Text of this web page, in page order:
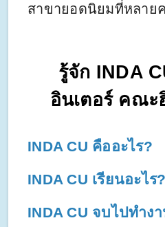
สาขายอดนิยมที่หลาย
รู้จัก INDA
อินเตอร์ คณะ
INDA CU คืออะไร?
INDA CU เรียนอะไร?
INDA CU จบไปทำง